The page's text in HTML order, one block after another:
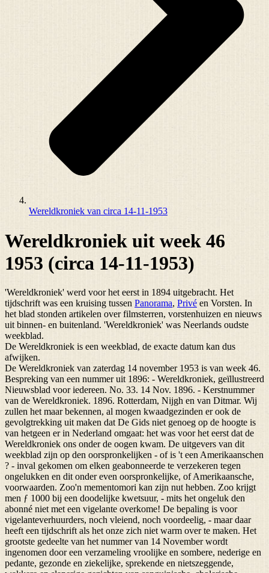
Wereldkroniek van circa 14-11-1953
Wereldkroniek uit week 46
1953 (circa 14-11-1953)
'Wereldkroniek' werd voor het eerst in 1894 uitgebracht. Het
tijdschrift was een kruising tussen Panorama, Privé en Vorsten. In
het blad stonden artikelen over filmsterren, vorstenhuizen en nieuws
uit binnen- en buitenland. 'Wereldkroniek' was Neerlands oudste
weekblad.
De Wereldkroniek is een weekblad, de exacte datum kan dus
afwijken.
De Wereldkroniek van zaterdag 14 november 1953 is van week 46.
Bespreking van een nummer uit 1896: - Wereldkroniek, geïllustreerd
Nieuwsblad voor iedereen. No. 33. 14 Nov. 1896. - Kerstnummer
van de Wereldkroniek. 1896. Rotterdam, Nijgh en van Ditmar. Wij
zullen het maar bekennen, al mogen kwaadgezinden er ook de
gevolgtrekking uit maken dat De Gids niet genoeg op de hoogte is
van hetgeen er in Nederland omgaat: het was voor het eerst dat de
Wereldkroniek ons onder de oogen kwam. De uitgevers van dit
weekblad zijn op den oorspronkelijken - of is 't een Amerikaanschen
? - inval gekomen om elken geabonneerde te verzekeren tegen
ongelukken en dit onder even oorspronkelijke, of Amerikaansche,
voorwaarden. Zoo'n mementomori kan zijn nut hebben. Zoo krijgt
men ƒ 1000 bij een doodelijke kwetsuur, - mits het ongeluk den
abonné niet met een vigelante overkome! De bepaling is voor
vigelanteverhuurders, noch vleiend, noch voordeelig, - maar daar
heeft een tijdschrift als het onze zich niet warm over te maken. Het
grootste gedeelte van het nummer van 14 November wordt
ingenomen door een verzameling vroolijke en sombere, nederige en
pedante, gezonde en ziekelijke, sprekende en nietszeggende,